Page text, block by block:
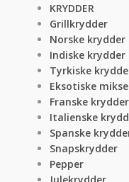
KRYDDER
Grillkrydder
Norske krydder
Indiske krydder
Tyrkiske
Eksotiske
Franske krydder
Italienske
Spanske
Snapskrydder
Pepper